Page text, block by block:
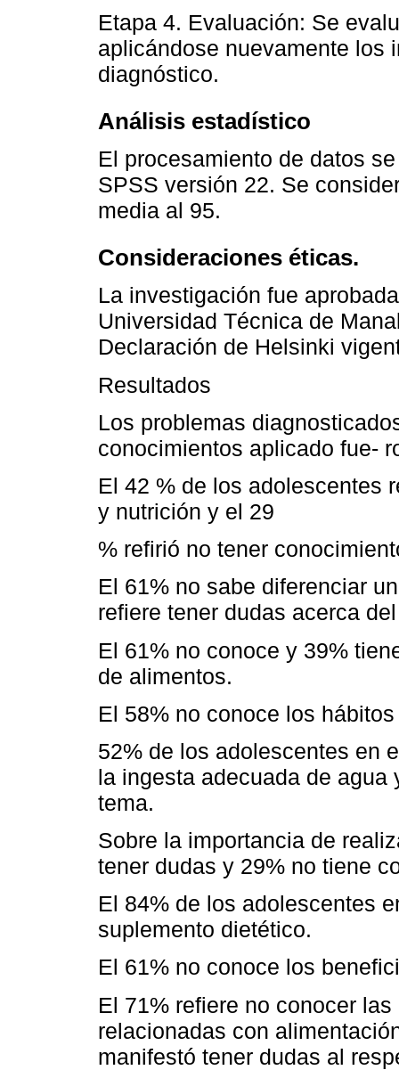
Etapa 4. Evaluación: Se
aplicándose nuevamente los
diagnóstico.
Análisis estadístico
El procesamiento de datos
SPSS versión 22. Se
media al 95.
Consideraciones éticas.
La investigación fue
Universidad Técnica de
Declaración de Helsinki
Resultados
Los problemas
conocimientos aplicado fue-
El 42 % de los adolescentes
y nutrición y el 29
% refirió no tener
El 61% no sabe diferenciar
refiere tener dudas acerca
El 61% no conoce y 39%
de alimentos.
El 58% no conoce los
52% de los adolescentes en
la ingesta adecuada de agua
tema.
Sobre la importancia de
tener dudas y 29% no tiene
El 84% de los adolescentes
suplemento dietético.
El 61% no conoce los
El 71% refiere no conocer
relacionadas con
manifestó tener dudas al